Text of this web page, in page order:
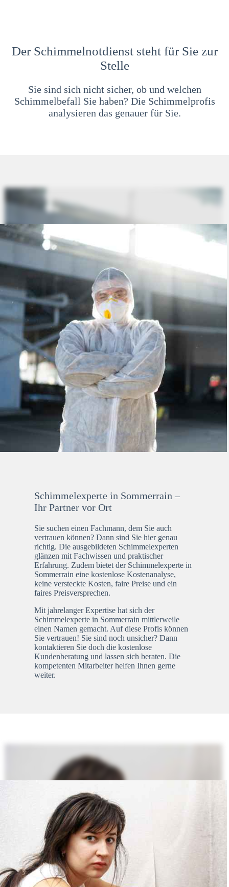
Der Schimmelnotdienst steht für Sie zur
Stelle
Sie sind sich nicht sicher, ob und welchen
Schimmelbefall Sie haben? Die Schimmelprofis
analysieren das genauer für Sie.
Schimmelexperte in Sommerrain –
Ihr Partner vor Ort
Sie suchen einen Fachmann, dem Sie auch
vertrauen können? Dann sind Sie hier genau
richtig. Die ausgebildeten Schimmelexperten
glänzen mit Fachwissen und praktischer
Erfahrung. Zudem bietet der Schimmelexperte in
Sommerrain eine kostenlose Kostenanalyse,
keine versteckte Kosten, faire Preise und ein
faires Preisversprechen.
Mit jahrelanger Expertise hat sich der
Schimmelexperte in Sommerrain mittlerweile
einen Namen gemacht. Auf diese Profis können
Sie vertrauen! Sie sind noch unsicher? Dann
kontaktieren Sie doch die kostenlose
Kundenberatung und lassen sich beraten. Die
kompetenten Mitarbeiter helfen Ihnen gerne
weiter.